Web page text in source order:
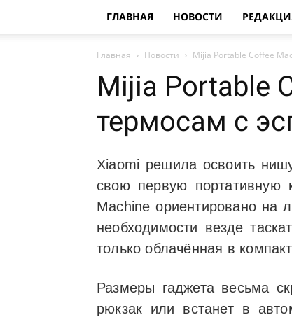
ГЛАВНАЯ НОВОСТИ
Главная Новости Mijia Portable Coffee
Mijia Portable
термосам с
Xiaomi решила освоить
свою первую портативную
Machine ориентировано на
необходимости везде
только облачённая в
Размеры гаджета весьма
рюкзак или встанет в